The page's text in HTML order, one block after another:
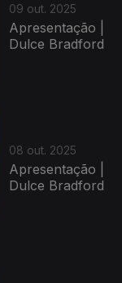
09 out. 2025
Apresentação |
Dulce Bradford
08 out. 2025
Apresentação |
Dulce Bradford